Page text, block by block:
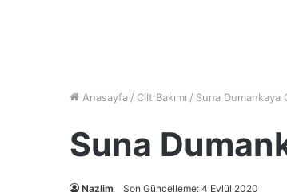
Anasayfa / Cilt Bakımı / Suna Dumankaya
Suna
Nazlim Son Güncelleme: 4 Eylül 2020